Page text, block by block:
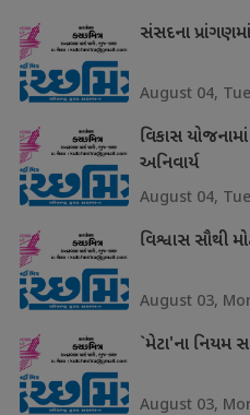
સંસદના
August 04,
વિકાસ
અનિવાર્ય
August 04,
વિશ્વાસ સૌથી
August 03,
`મેટા'ના નિયમ
August 03,